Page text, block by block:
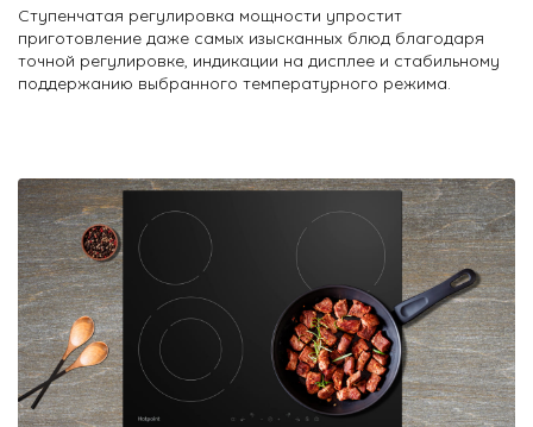
Ступенчатая регулировка мощности упростит
приготовление даже самых изысканных блюд благодаря
точной регулировке, индикации на дисплее и стабильному
поддержанию выбранного температурного режима.